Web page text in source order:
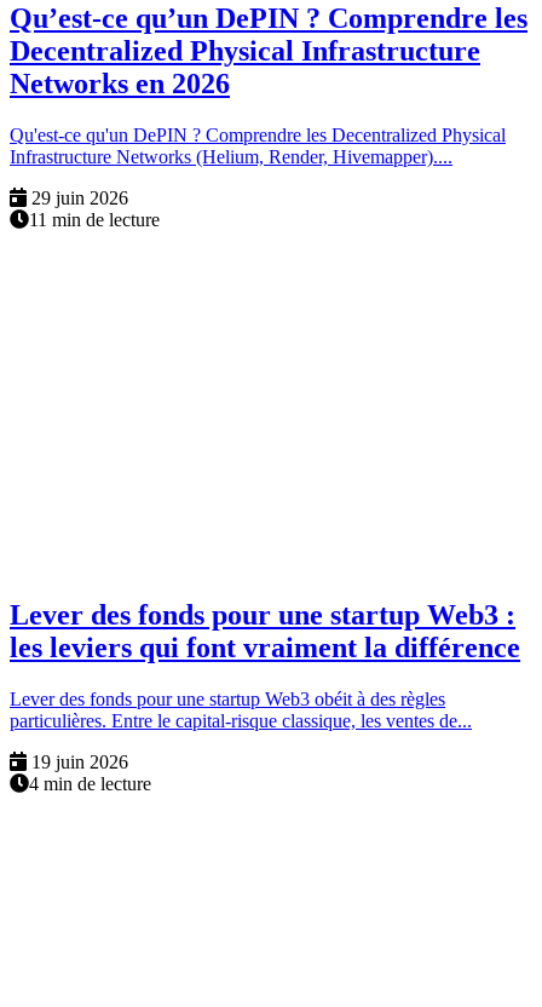
Qu’est-ce qu’un DePIN ? Comprendre les
Decentralized Physical Infrastructure
Networks en 2026
Qu'est-ce qu'un DePIN ? Comprendre les Decentralized Physical
Infrastructure Networks (Helium, Render, Hivemapper)....
29 juin 2026
11 min de lecture
Lever des fonds pour une startup Web3 :
les leviers qui font vraiment la différence
Lever des fonds pour une startup Web3 obéit à des règles
particulières. Entre le capital-risque classique, les ventes de...
19 juin 2026
4 min de lecture